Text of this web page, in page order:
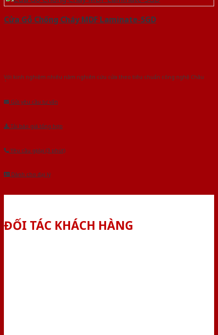
Cửa Gỗ Chống Cháy MDF Laminate-SGD
Với kinh nghiệm nhiêu năm nghiên cứu cửa theo tiêu chuẩn công nghệ Châu
Gửi yêu cầu tư vấn
Tải báo giá tổng hợp
Yêu cầu gọi lại (3 phút)
Dành cho đại lý
ĐỐI TÁC KHÁCH HÀNG